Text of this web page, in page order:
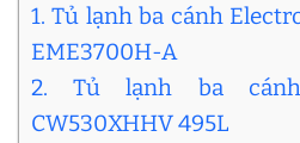
1. Tủ lạnh ba cánh
EME3700H-A
2. Tủ lạnh ba cánh
CW530XHHV 495L